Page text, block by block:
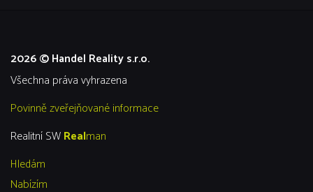
2026 © Handel Reality s.r.o.
všechna práva vyhrazena
Povinně zveřejňované informace
Realitní SWRealman
Hledám
Nabízím